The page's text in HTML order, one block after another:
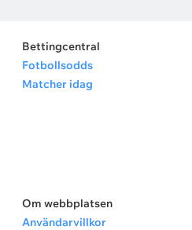
Bettingcentral
Fotbollsodds
Matcher idag
Om webbplatsen
Användarvillkor